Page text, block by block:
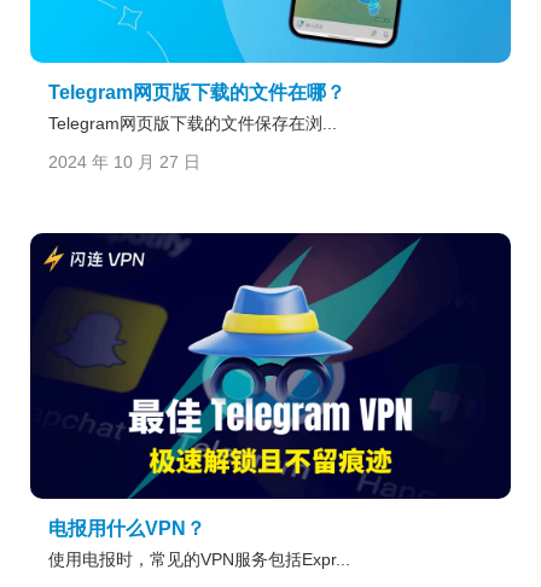
Telegram网页版下载的文件在哪？
Telegram网页版下载的文件保存在浏...
2024 年 10 月 27 日
电报用什么VPN？
使用电报时，常见的VPN服务包括Expr...